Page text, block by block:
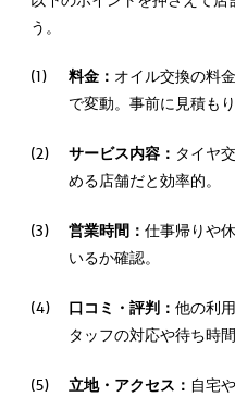
う。
料金： オイル交換の料
で変動。事前に見積も
サービス内容： タイヤ
める店舗だと効率的。
営業時間： 仕事帰りや
いるか確認。
口コミ・評判： 他の利
タッフの対応や待ち時
立地・アクセス： 自宅